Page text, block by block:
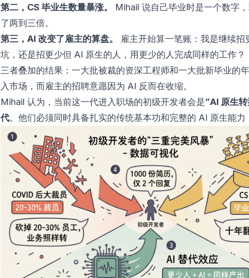
第二，CS 毕业生数量暴涨。
Mihail 说自己毕业时是一个数字
了两到三倍。
第三，AI 改变了雇主的算盘。
雇主开始算一笔账：我是继续招
坑，还是招更少但 AI 原生的人，用更少的人完成同样的工作？
三者叠加的结果：一大批被裁的资深工程师和一大批新毕业的
入市场，而雇主的招聘意愿因为 AI 反而在收缩。
Mihail 认为，当前这一代进入职场的初级开发者会是”AI 原生
代。他们必须同时具备扎实的传统基本功和完整的 AI 原生能力